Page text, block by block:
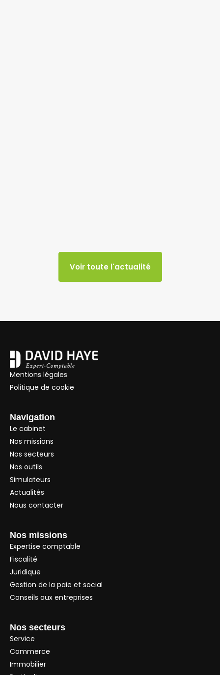
Voir toute l'actualité
Mentions légales
Politique de cookie
Navigation
Le cabinet
Nos missions
Nos secteurs
Nos outils
Simulateurs
Actualités
Nous contacter
Nos missions
Expertise comptable
Fiscalité
Juridique
Gestion de la paie et social
Conseils aux entreprises
Nos secteurs
Service
Commerce
Immobilier